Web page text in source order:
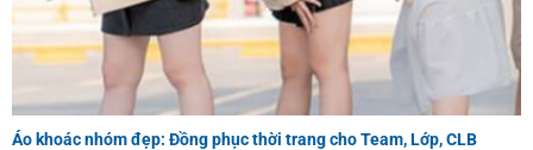
Áo khoác nhóm đẹp: Đồng phục thời trang cho Team, Lớp, CLB